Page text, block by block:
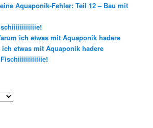
Aquaponik-Fehler: Teil 12 – Bau mit
ich etwas mit Aquaponik hadere
ich etwas mit Aquaponik hadere
Fischiiiiiiiiiiiie!